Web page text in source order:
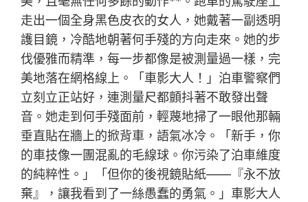
走出一個全身黑色皮衣的女人，她戴著一副透明
護目鏡，冷酷地朝著何手殘的方向走來。她的步
伐優雅而精準，每一步都像是被測量過一樣，完
美地落在網格線上。「車影大人！」泊車警察們
立刻立正站好，連測量尺都顫抖著不敢發出聲
音。她走到何手殘面前，輕蔑地掃了一眼他那輛
垂直貼在牆上的掀背車，語氣冰冷。「新手，你
的車技像一團混亂的毛線球。你污染了泊車維度
的純粹性。」「但你的後視鏡貼紙——『永不放
棄』，讓我看到了一絲愚蠢的勇氣。」車影大人